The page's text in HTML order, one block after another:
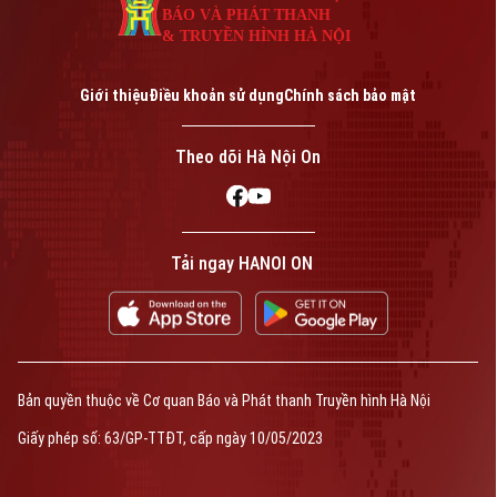
Liên hệ đường dây nóng (bấm để gọi)
Tòa soạn
0865.116.699
Bản quyền thuộc về Cơ quan Báo và Phát thanh Truyền hình Hà Nội Giấy
phép số: Số 63/GP-TTDT, cấp ngày 10/05/2023
TRANG THÔNG TIN ĐIỆN TỬ
Số 3-5 Huỳnh Thúc Kháng-Phường Láng-Hà Nội
BÁO VÀ PHÁT THANH
& TRUYỀN HÌNH HÀ NỘI
Giới thiệuĐiều khoản sử dụngChính sách bảo mật
Theo dõi Hà Nội On
Tải ngay HANOI ON
Bản quyền thuộc về Cơ quan Báo và Phát thanh Truyền hình Hà Nội
Giấy phép số: 63/GP-TTĐT, cấp ngày 10/05/2023